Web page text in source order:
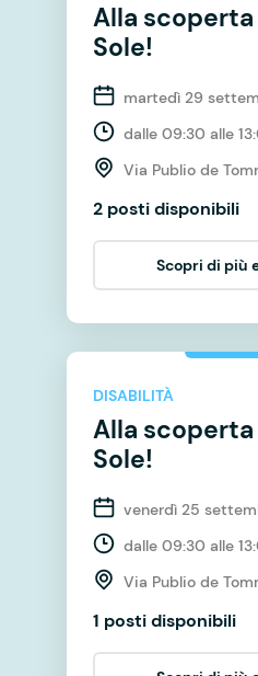
Alla scoperta
Sole!
martedì 29
dalle 09:30 alle
Via Publio de
2 posti disponibili
Scopri di più
DISABILITÀ
Alla scoperta
Sole!
venerdì 25
dalle 09:30 alle
Via Publio de
1 posti disponibili